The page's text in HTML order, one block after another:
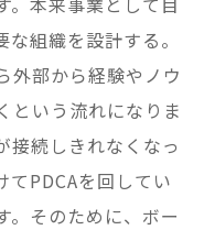
組織を設計する。
外部から経験やノウ
という流れになりま
接続しきれなくなっ
てPDCAを回してい
。そのために、ボー